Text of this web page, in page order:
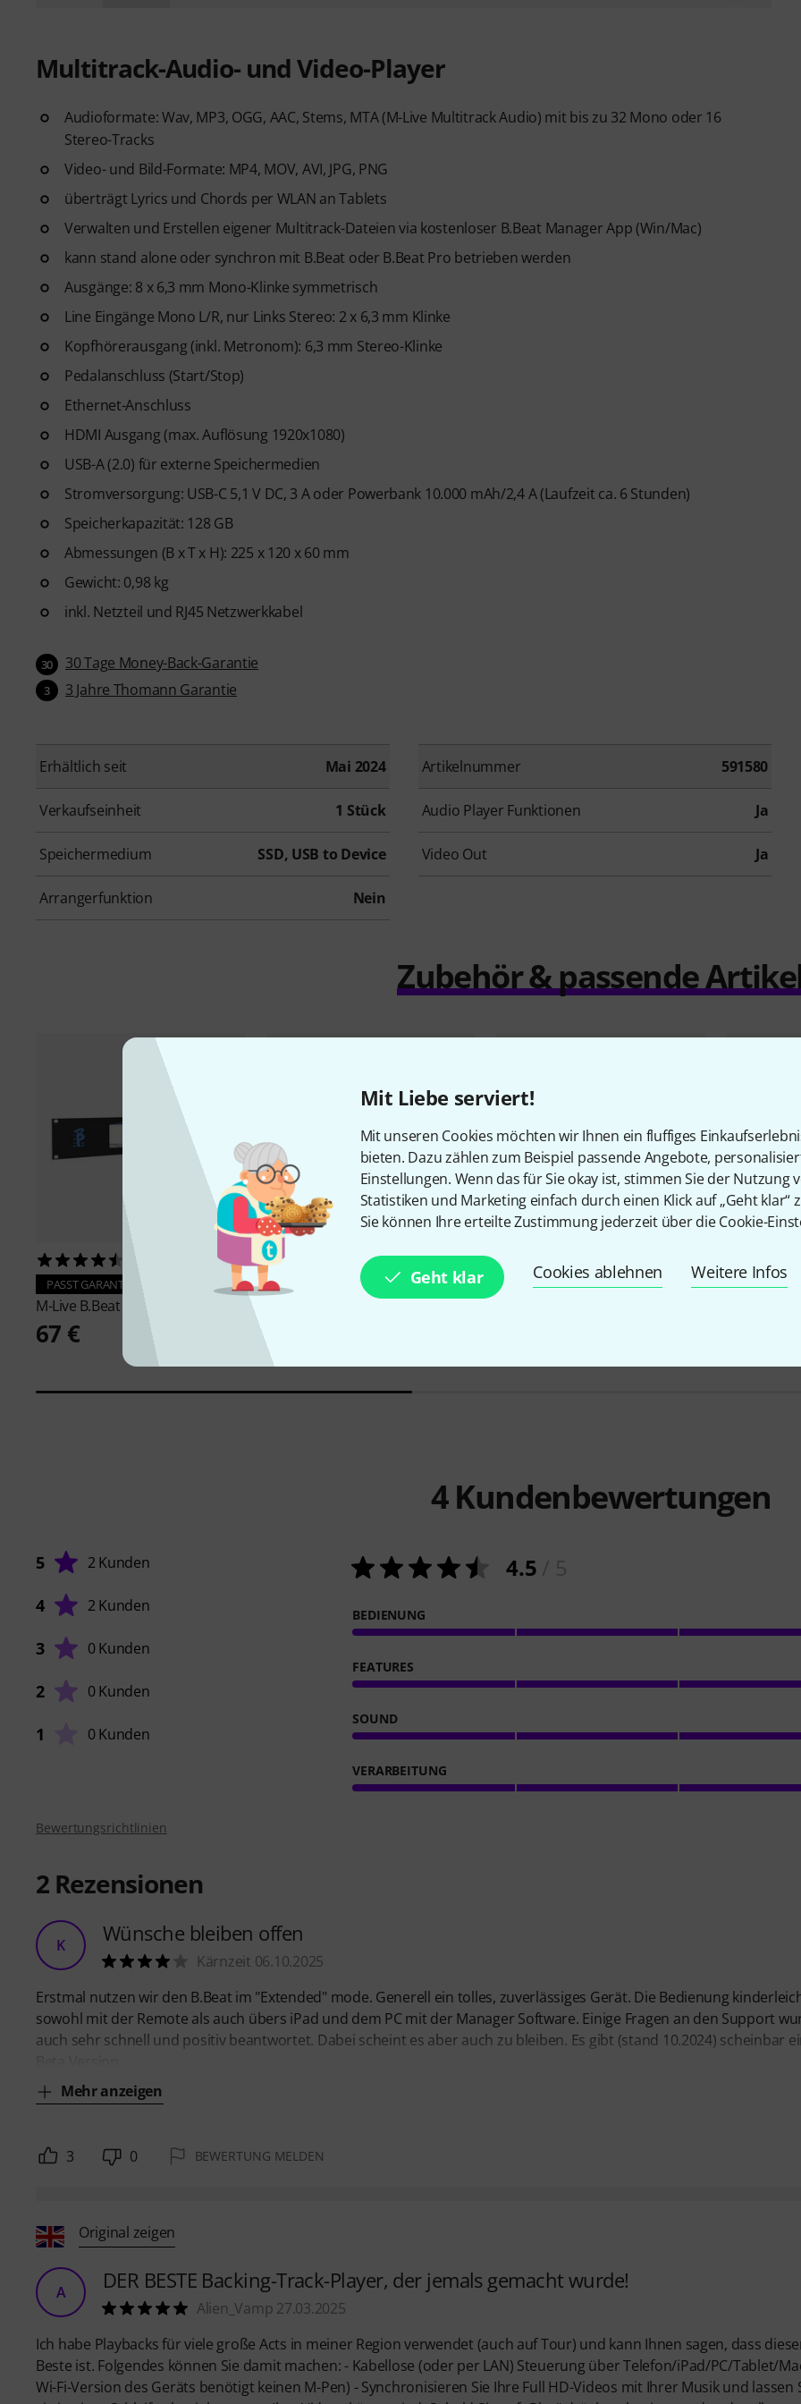
Mit Liebe serviert!
Mit unseren Cookies möchten wir Ihnen ein fluffiges
bieten. Dazu zählen zum Beispiel passende Angebote,
Einstellungen. Wenn das für Sie okay ist, stimmen Sie der Nutzung
Statistiken und Marketing einfach durch einen Klick auf „Geht klar“
Sie können Ihre erteilte Zustimmung jederzeit über die Cookie-
Geht klar Cookies ablehnen Weitere Infos
Multitrack-Audio- und Video-Player
Audioformate: Wav, MP3, OGG, AAC, Stems, MTA (M-Live Multitrack Audio) mit bis zu 32 Mono oder 16
Stereo-Tracks
Video- und Bild-Formate: MP4, MOV, AVI, JPG, PNG
überträgt Lyrics und Chords per WLAN an Tablets
Verwalten und Erstellen eigener Multitrack-Dateien via kostenloser B.Beat Manager App (Win/Mac)
kann stand alone oder synchron mit B.Beat oder B.Beat Pro betrieben werden
Ausgänge: 8 x 6,3 mm Mono-Klinke symmetrisch
Line Eingänge Mono L/R, nur Links Stereo: 2 x 6,3 mm Klinke
Kopfhörerausgang (inkl. Metronom): 6,3 mm Stereo-Klinke
Pedalanschluss (Start/Stop)
Ethernet-Anschluss
HDMI Ausgang (max. Auflösung 1920x1080)
USB-A (2.0) für externe Speichermedien
Stromversorgung: USB-C 5,1 V DC, 3 A oder Powerbank 10.000 mAh/2,4 A (Laufzeit ca. 6 Stunden)
Speicherkapazität: 128 GB
Abmessungen (B x T x H): 225 x 120 x 60 mm
Gewicht: 0,98 kg
inkl. Netzteil und RJ45 Netzwerkkabel
30 30 Tage Money-Back-Garantie
3 3 Jahre Thomann Garantie
Erhältlich seit Mai 2024 Artikelnummer 591580
Verkaufseinheit 1 Stück Audio Player Funktionen Ja
Speichermedium SSD, USB to Device Video Out Ja
Arrangerfunktion Nein
Zubehör & passende
PASST GARANTIERT
M-Live B.Beat X Rackmount
67 €
PASST GARANTIERT
M-Live B.Beat X Hard Case PASST GARANTIERT PASST
4Kundenbewertungen
5 2 Kunden
4 2 Kunden
3 0 Kunden
2 0 Kunden
1 0 Kunden
4.5
BEDIENUNG
FEATURES
SOUND
VERARBEITUNG
Bewertungsrichtlinien
2 Rezensionen
K Wünsche bleiben offen
Kärnzeit 06.10.2025
Erstmal nutzen wir den B.Beat im "Extended" mode. Generell ein tolles, zuverlässiges Gerät. Die Bedienung
sowohl mit der Remote als auch übers iPad und dem PC mit der Manager Software. Einige Fragen an den Support
auch sehr schnell und positiv beantwortet. Dabei scheint es aber auch zu bleiben. Es gibt (stand 10.2024) scheinbar
Mehr anzeigen
3 0 BEWERTUNG MELDEN
Original zeigen
A DER BESTE Backing-Track-Player, der jemals gemacht wurde!
Alien_Vamp 27.03.2025
Ich habe Playbacks für viele große Acts in meiner Region verwendet (auch auf Tour) und kann Ihnen sagen, dass
Beste ist. Folgendes können Sie damit machen: - Kabellose (oder per LAN) Steuerung über Telefon/iPad/PC/Tablet/
Wi-Fi-Version des Geräts benötigt keinen M-Pen) - Synchronisieren Sie Ihre Full HD-Videos mit Ihrer Musik und lassen